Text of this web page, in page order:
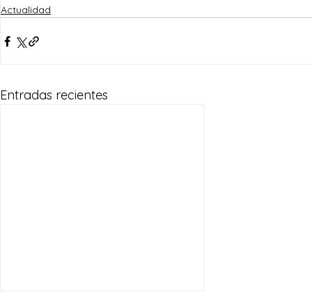
Actualidad
Entradas recientes